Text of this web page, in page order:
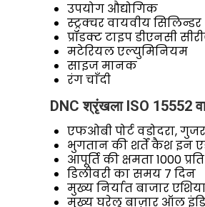
उपयोग औद्योगिक
स्ट्रक्चरवायवीय सिलिन्डर
प्रॉडक्ट टाइपडीएनसी
मटेरियलएल्युमिनियम
साइजमानक
रंगचाँदी
DNC श्रृंखला ISO 15552
एफओबी पोर्टवडोदरा,
भुगतान की शर्तेंकैश इन
आपूर्ति की क्षमता1000
डिलीवरी का समय 7 दिन
मुख्य निर्यात बाजार
मुख्य घरेलू बाज़ार ऑल